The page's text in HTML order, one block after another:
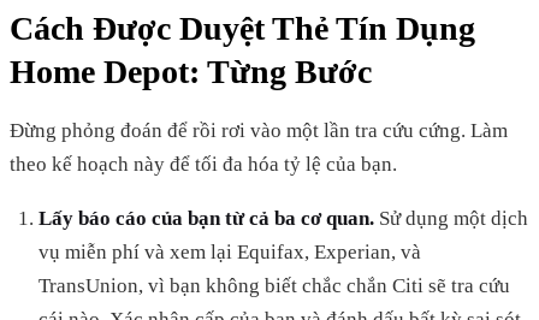
Cách Được Duyệt Thẻ Tín Dụng
Home Depot: Từng Bước
Đừng phỏng đoán để rồi rơi vào một lần tra cứu cứng. Làm
theo kế hoạch này để tối đa hóa tỷ lệ của bạn.
Lấy báo cáo của bạn từ cả ba cơ quan. Sử dụng một dịch
vụ miễn phí và xem lại Equifax, Experian, và
TransUnion, vì bạn không biết chắc chắn Citi sẽ tra cứu